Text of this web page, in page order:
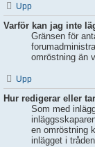
Upp
Varför kan jag inte
Gränsen för
omröstning än
Upp
Hur redigerar eller
Som med
en omröstning
inlägget i